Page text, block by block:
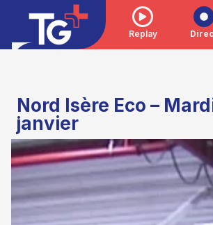
Replay
Nord Isère Eco –
janvier